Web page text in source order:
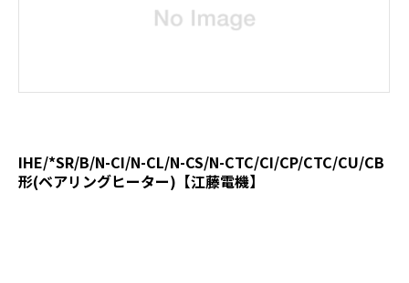
IHE/*SR/B/N-CI/N-CL/N-CS/N-CTC/CI/CP/CTC/CU/CB
形(ベアリングヒーター)【江藤電機】